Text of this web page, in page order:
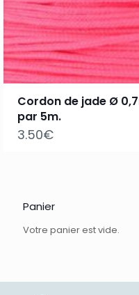
Cordon de jade Ø
par 5m.
3.50€
Panier
Votre panier est vide.